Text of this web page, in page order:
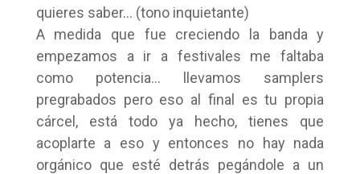
quieres saber… (tono inquietante)
A medida que fue creciendo la banda y
empezamos a ir a festivales me faltaba
como potencia… llevamos samplers
pregrabados pero eso al final es tu propia
cárcel, está todo ya hecho, tienes que
acoplarte a eso y entonces no hay nada
orgánico que esté detrás pegándole a un